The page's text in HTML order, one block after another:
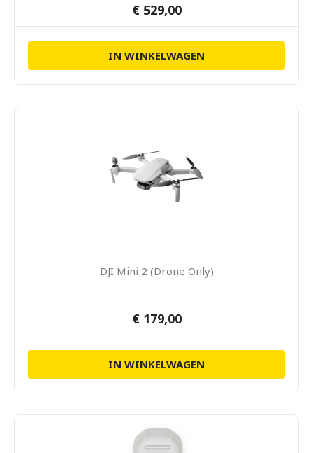
€ 529,00
IN WINKELWAGEN
DJI Mini 2 (Drone Only)
€ 179,00
IN WINKELWAGEN